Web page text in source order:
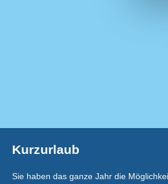
Kurzurlaub
Sie haben das ganze Jahr die